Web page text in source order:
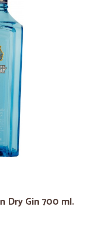
Dry Gin 700 ml.